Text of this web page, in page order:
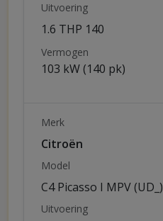
Uitvoering
1.6 THP 140
Vermogen
103 kW (140 pk)
Merk
Citroën
Model
C4 Picasso I MPV (UD_)
Uitvoering